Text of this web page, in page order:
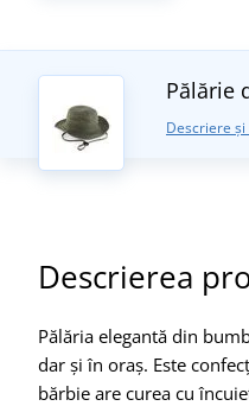
Pălărie
Descriere
Descrierea
Pălăria elegantă din
dar și în oraș. Este
bărbie are curea cu